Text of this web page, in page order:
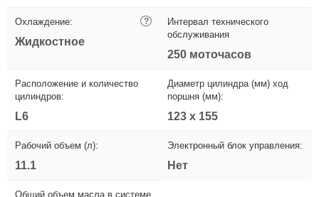
Охлаждение: ?
Жидкостное
Интервал технического
обслуживания
250 моточасов
Расположение и количество
цилиндров:
L6
Диаметр цилиндра (мм) ход
поршня (мм):
123 x 155
Рабочий объем (л):
11.1
Электронный блок управления:
Нет
Общий объем масла в системе